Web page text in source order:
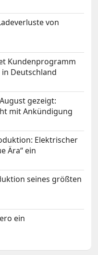
von
Kundenprogramm
in Deutschland
gezeigt:
mit Ankündigung
Elektrischer
Ära“ ein
seines größten
ein